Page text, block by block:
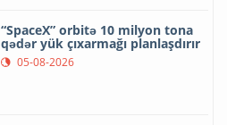
“SpaceX” orbitə 10 milyon tona
qədər yük çıxarmağı planlaşdırır
05-08-2026